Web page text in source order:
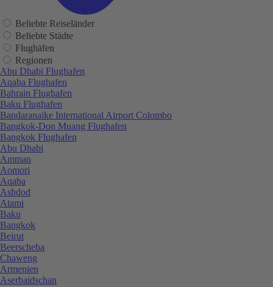
Beliebte Reiseländer
Beliebte Städte
Flughäfen
Regionen
Abu Dhabi Flughafen
Aqaba Flughafen
Bahrain Flughafen
Baku Flughafen
Bandaranaike International Airport Colombo
Bangkok-Don Muang Flughafen
Bangkok Flughafen
Abu Dhabi
Amman
Aomori
Aqaba
Ashdod
Atami
Baku
Bangkok
Beirut
Beerscheba
Chaweng
Armenien
Aserbaidschan